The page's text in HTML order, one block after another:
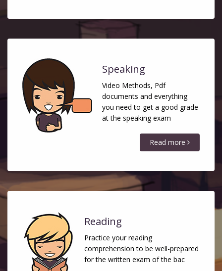
Speaking
Video Methods, Pdf
documents and everything
you need to get a good grade
at the speaking exam
Read more
Reading
Practice your reading
comprehension to be well-prepared
for the written exam of the bac